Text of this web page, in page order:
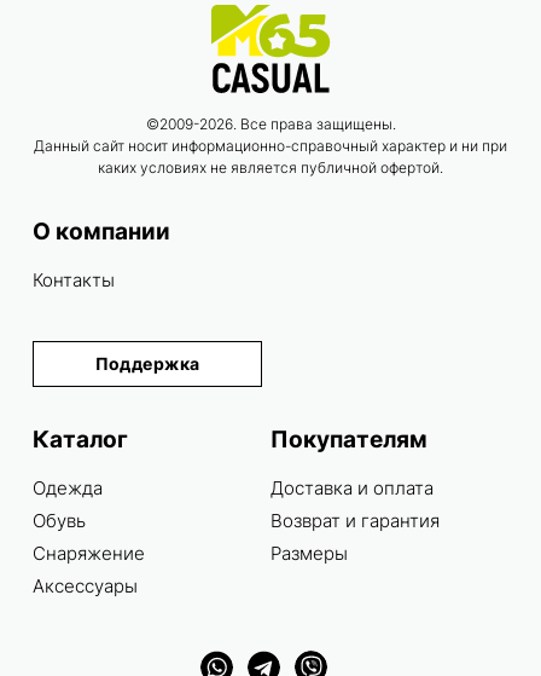
©2009-2026. Все права защищены.
Данный сайт носит информационно-справочный характер и ни при
каких условиях не является публичной офертой.
О компании
Контакты
Поддержка
Каталог
Одежда
Обувь
Снаряжение
Аксессуары
Покупателям
Доставка и оплата
Возврат и гарантия
Размеры